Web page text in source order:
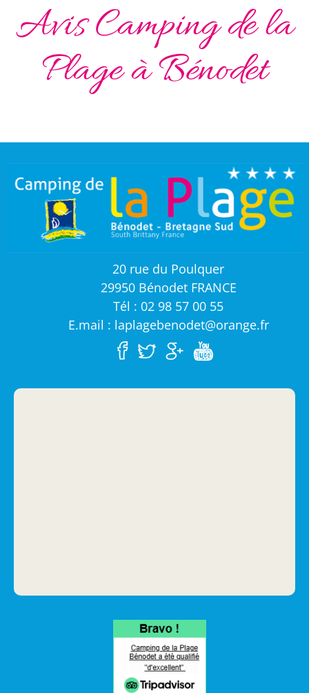
Avis Camping de la
Plage à Bénodet
20 rue du Poulquer
29950 Bénodet FRANCE
Tél : 02 98 57 00 55
E.mail : laplagebenodet@orange.fr